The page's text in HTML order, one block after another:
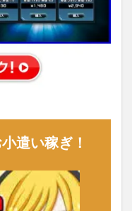
遣い稼ぎ！